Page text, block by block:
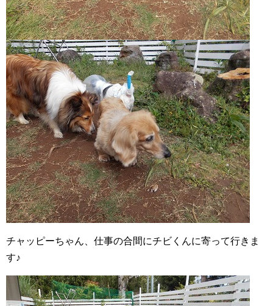
チャッピーちゃん、仕事の合間にチビくんに寄って行きま
す♪